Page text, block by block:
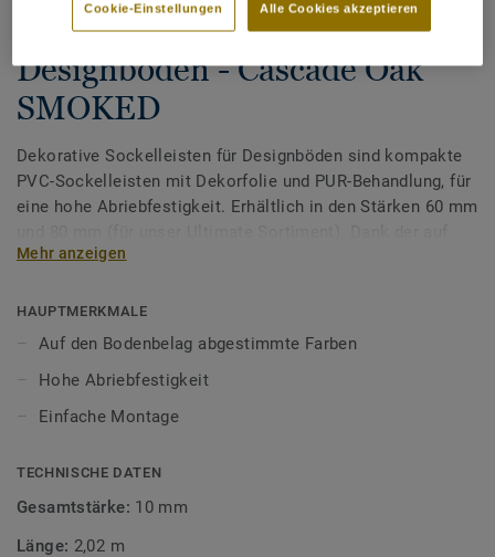
Dekorative Sockelleisten für
Designböden - Cascade Oak
SMOKED
Dekorative Sockelleisten für Designböden sind kompakte
PVC-Sockelleisten mit Dekorfolie und PUR-Behandlung, für
eine hohe Abriebfestigkeit. Erhältlich in den Stärken 60 mm
unsere Designböden abgestimmten Farben sorgen Sie für
Mehr anzeigen
HAUPTMERKMALE
Auf den Bodenbelag abgestimmte Farben
Hohe Abriebfestigkeit
Einfache Montage
TECHNISCHE DATEN
Gesamtstärke: 10 mm
Länge: 2,02 m
Alle Cookies akzeptieren
Cookie-Einstellungen